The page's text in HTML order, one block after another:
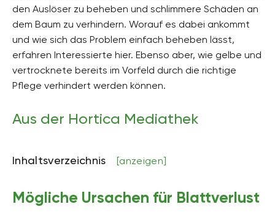
den Auslöser zu beheben und schlimmere Schäden an
dem Baum zu verhindern. Worauf es dabei ankommt
und wie sich das Problem einfach beheben lässt,
erfahren Interessierte hier. Ebenso aber, wie gelbe und
vertrocknete bereits im Vorfeld durch die richtige
Pflege verhindert werden können.
Aus der Hortica Mediathek
Inhaltsverzeichnis [anzeigen]
Mögliche Ursachen für Blattverlust